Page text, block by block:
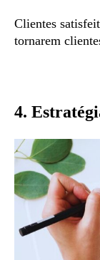
Clientes
tornarem
4.